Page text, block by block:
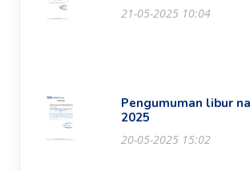
21-05-2025 10:04
Pengumuman libur
2025
20-05-2025 15:02